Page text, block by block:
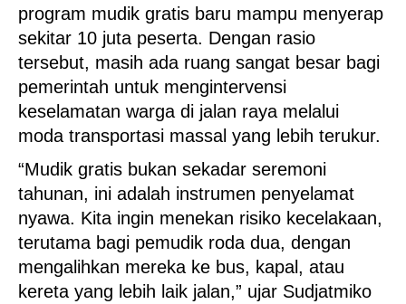
program mudik gratis baru mampu menyerap
sekitar 10 juta peserta. Dengan rasio
tersebut, masih ada ruang sangat besar bagi
pemerintah untuk mengintervensi
keselamatan warga di jalan raya melalui
moda transportasi massal yang lebih terukur.
“Mudik gratis bukan sekadar seremoni
tahunan, ini adalah instrumen penyelamat
nyawa. Kita ingin menekan risiko kecelakaan,
terutama bagi pemudik roda dua, dengan
mengalihkan mereka ke bus, kapal, atau
kereta yang lebih laik jalan,” ujar Sudjatmiko